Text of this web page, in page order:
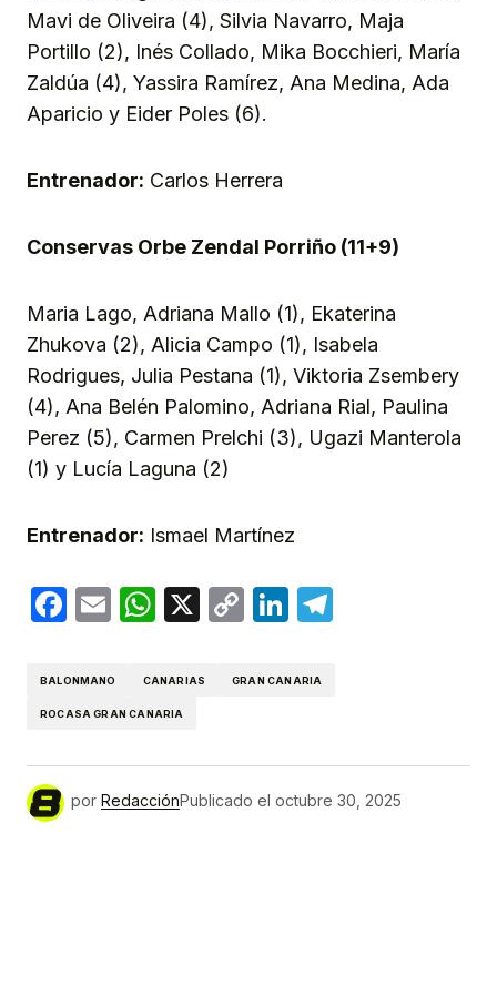
Mavi de Oliveira (4), Silvia Navarro, Maja
Portillo (2), Inés Collado, Mika Bocchieri, María
Zaldúa (4), Yassira Ramírez, Ana Medina, Ada
Aparicio y Eider Poles (6).
Entrenador: Carlos Herrera
Conservas Orbe Zendal Porriño (11+9)
Maria Lago, Adriana Mallo (1), Ekaterina
Zhukova (2), Alicia Campo (1), Isabela
Rodrigues, Julia Pestana (1), Viktoria Zsembery
(4), Ana Belén Palomino, Adriana Rial, Paulina
Perez (5), Carmen Prelchi (3), Ugazi Manterola
(1) y Lucía Laguna (2)
Entrenador: Ismael Martínez
Facebook
EmailWhatsApp
X
CopyLinkedIn
BALONMANO CANARIAS GRAN CANARIA
ROCASA GRAN CANARIA
por RedacciónPublicado el octubre 30, 2025